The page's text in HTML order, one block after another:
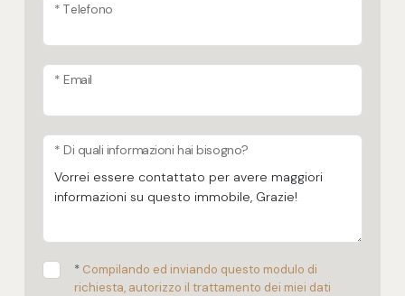
* Telefono
* Email
* Di quali informazioni hai bisogno?
* Compilando ed inviando questo modulo di
richiesta, autorizzo il trattamento dei miei dati